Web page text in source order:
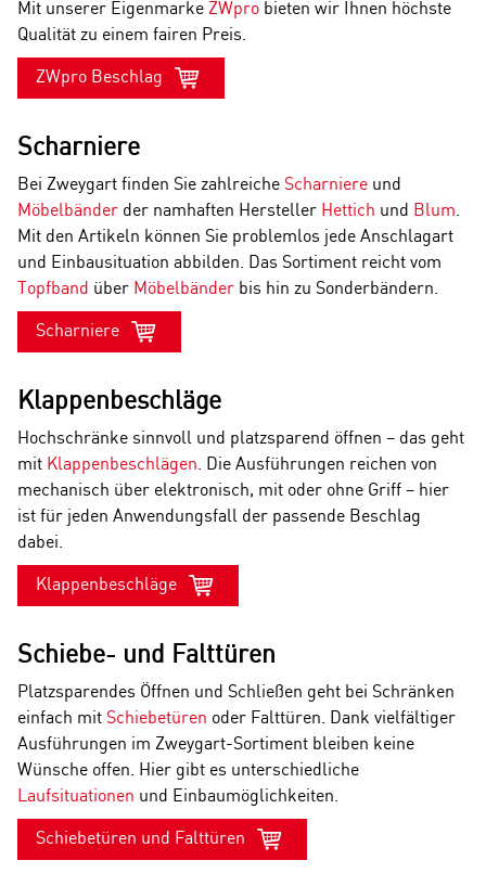
Mit unserer Eigenmarke ZWpro bieten wir Ihnen höchste
Qualität zu einem fairen Preis.
ZWpro Beschlag
Scharniere
Bei Zweygart finden Sie zahlreiche Scharniere und
Möbelbänder der namhaften Hersteller Hettich und Blum.
Mit den Artikeln können Sie problemlos jede Anschlagart
und Einbausituation abbilden. Das Sortiment reicht vom
Topfband über Möbelbänder bis hin zu Sonderbändern.
Scharniere
Klappenbeschläge
Hochschränke sinnvoll und platzsparend öffnen – das geht
mit Klappenbeschlägen. Die Ausführungen reichen von
mechanisch über elektronisch, mit oder ohne Griff – hier
ist für jeden Anwendungsfall der passende Beschlag
dabei.
Klappenbeschläge
Schiebe- und Falttüren
Platzsparendes Öffnen und Schließen geht bei Schränken
einfach mit Schiebetüren oder Falttüren. Dank vielfältiger
Ausführungen im Zweygart-Sortiment bleiben keine
Wünsche offen. Hier gibt es unterschiedliche
Laufsituationen und Einbaumöglichkeiten.
Schiebetüren und Falttüren